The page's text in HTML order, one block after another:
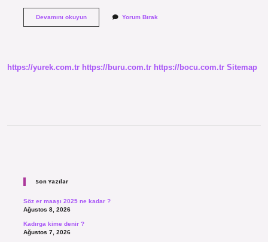
Devamını okuyunİnsan
Yorum Bırak
https://yurek.com.tr https://buru.com.tr https://bocu.com.tr Sitemap
Son Yazılar
Söz er maaşı 2025 ne kadar ?
Ağustos 8, 2026
Kadırga kime denir ?
Ağustos 7, 2026